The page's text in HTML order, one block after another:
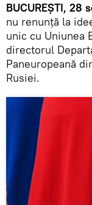
BUCUREŞTI, 28
nu renunță la
unic cu Uniunea
directorul
Paneuropeană
Rusiei.